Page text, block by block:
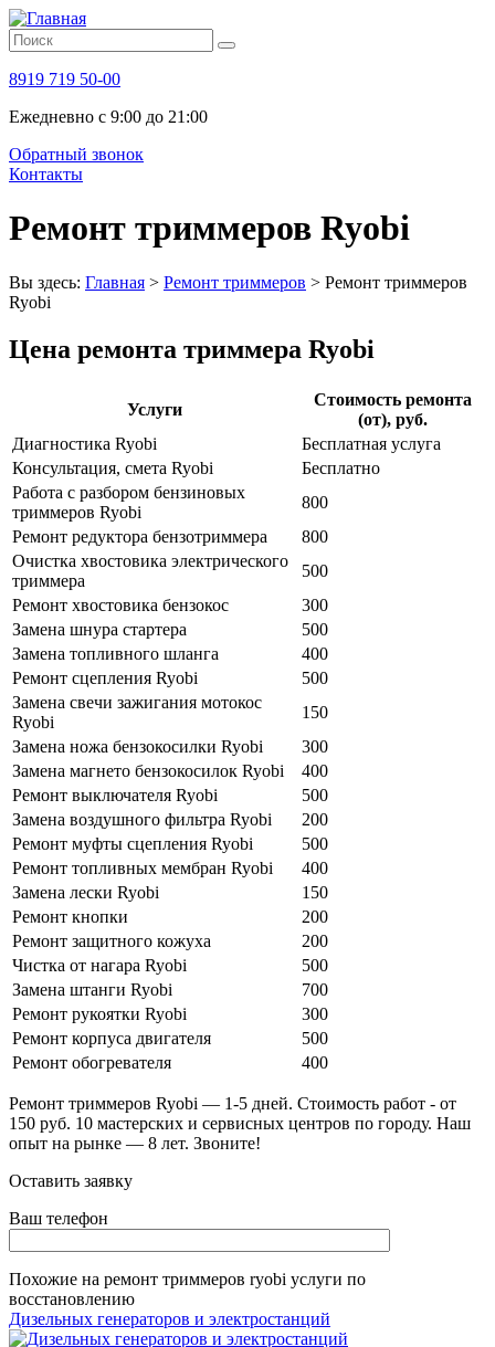
8919 719 50-00
Ежедневно с 9:00 до 21:00
Обратный звонок
Контакты
Ремонт триммеров Ryobi
Вы здесь: Главная > Ремонт триммеров > Ремонт триммеров
Ryobi
Цена ремонта триммера Ryobi
Услуги
Стоимость ремонта
(от), руб.
Диагностика Ryobi
Бесплатная услуга
Консультация, смета Ryobi
Бесплатно
Работа с разбором бензиновых
триммеров Ryobi
800
Ремонт редуктора бензотриммера
800
Очистка хвостовика электрического
триммера
500
Ремонт хвостовика бензокос
300
Замена шнура стартера
500
Замена топливного шланга
400
Ремонт сцепления Ryobi
500
Замена свечи зажигания мотокос
Ryobi
150
Замена ножа бензокосилки Ryobi
300
Замена магнето бензокосилок Ryobi
400
Ремонт выключателя Ryobi
500
Замена воздушного фильтра Ryobi
200
Ремонт муфты сцепления Ryobi
500
Ремонт топливных мембран Ryobi
400
Замена лески Ryobi
150
Ремонт кнопки
200
Ремонт защитного кожуха
200
Чистка от нагара Ryobi
500
Замена штанги Ryobi
700
Ремонт рукоятки Ryobi
300
Ремонт корпуса двигателя
500
Ремонт обогревателя
400
Ремонт триммеров Ryobi — 1-5 дней. Стоимость работ - от
150 руб. 10 мастерских и сервисных центров по городу. Наш
опыт на рынке — 8 лет. Звоните!
Оставить заявку
Ваш телефон
Похожие на ремонт триммеров ryobi услуги по
восстановлению
Дизельных генераторов и электростанций